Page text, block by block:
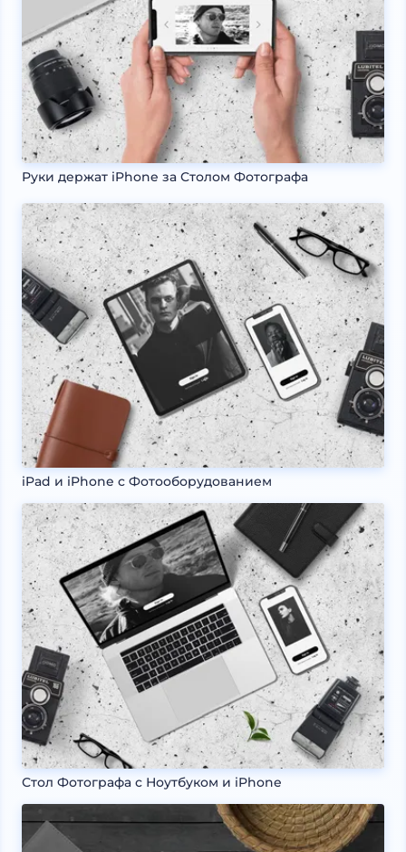
Руки держат iPhone за Столом Фотографа
iPad и iPhone с Фотооборудованием
Стол Фотографа с Ноутбуком и iPhone